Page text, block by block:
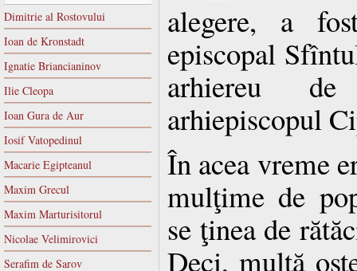
Dimitrie al Rostovului
Ioan de Kronstadt
Ignatie Briancianinov
Ilie Cleopa
Ioan Gura de Aur
Iosif Vatopedinul
Macarie Egipteanul
Maxim Grecul
Maxim Marturisitorul
Nicolae Velimirovici
Serafim de Sarov
alegere, a
episcopal
arhiereu
arhiepiscopul
În acea vreme
mulţime de
se ţinea de
Deci, multă